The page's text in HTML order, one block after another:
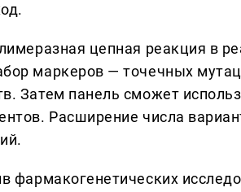
цепная реакция в
маркеров — точечных
Затем панель сможет
Расширение числа
фармакогенетических